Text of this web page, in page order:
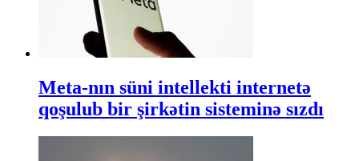
Meta-nın süni intellekti internetə
qoşulub bir şirkətin sisteminə sızdı